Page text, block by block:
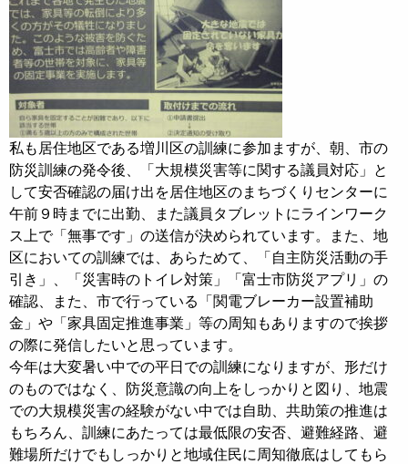
私も居住地区である増川区の訓練に参加ますが、朝、市の
防災訓練の発令後、「大規模災害等に関する議員対応」と
して安否確認の届け出を居住地区のまちづくりセンターに
午前９時までに出勤、また議員タブレットにラインワーク
ス上で「無事です」の送信が決められています。また、地
区においての訓練では、あらためて、「自主防災活動の手
引き」、「災害時のトイレ対策」「富士市防災アプリ」の
確認、また、市で行っている「関電ブレーカー設置補助
金」や「家具固定推進事業」等の周知もありますので挨拶
の際に発信したいと思っています。
今年は大変暑い中での平日での訓練になりますが、形だけ
のものではなく、防災意識の向上をしっかりと図り、地震
での大規模災害の経験がない中では自助、共助策の推進は
もちろん、訓練にあたっては最低限の安否、避難経路、避
難場所だけでもしっかりと地域住民に周知徹底はしてもら